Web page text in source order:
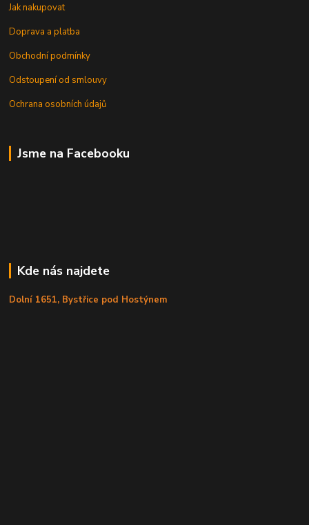
Jak nakupovat
Doprava a platba
Obchodní podmínky
Odstoupení od smlouvy
Ochrana osobních údajů
Jsme na Facebooku
Kde nás najdete
Dolní 1651, Bystřice pod Hostýnem